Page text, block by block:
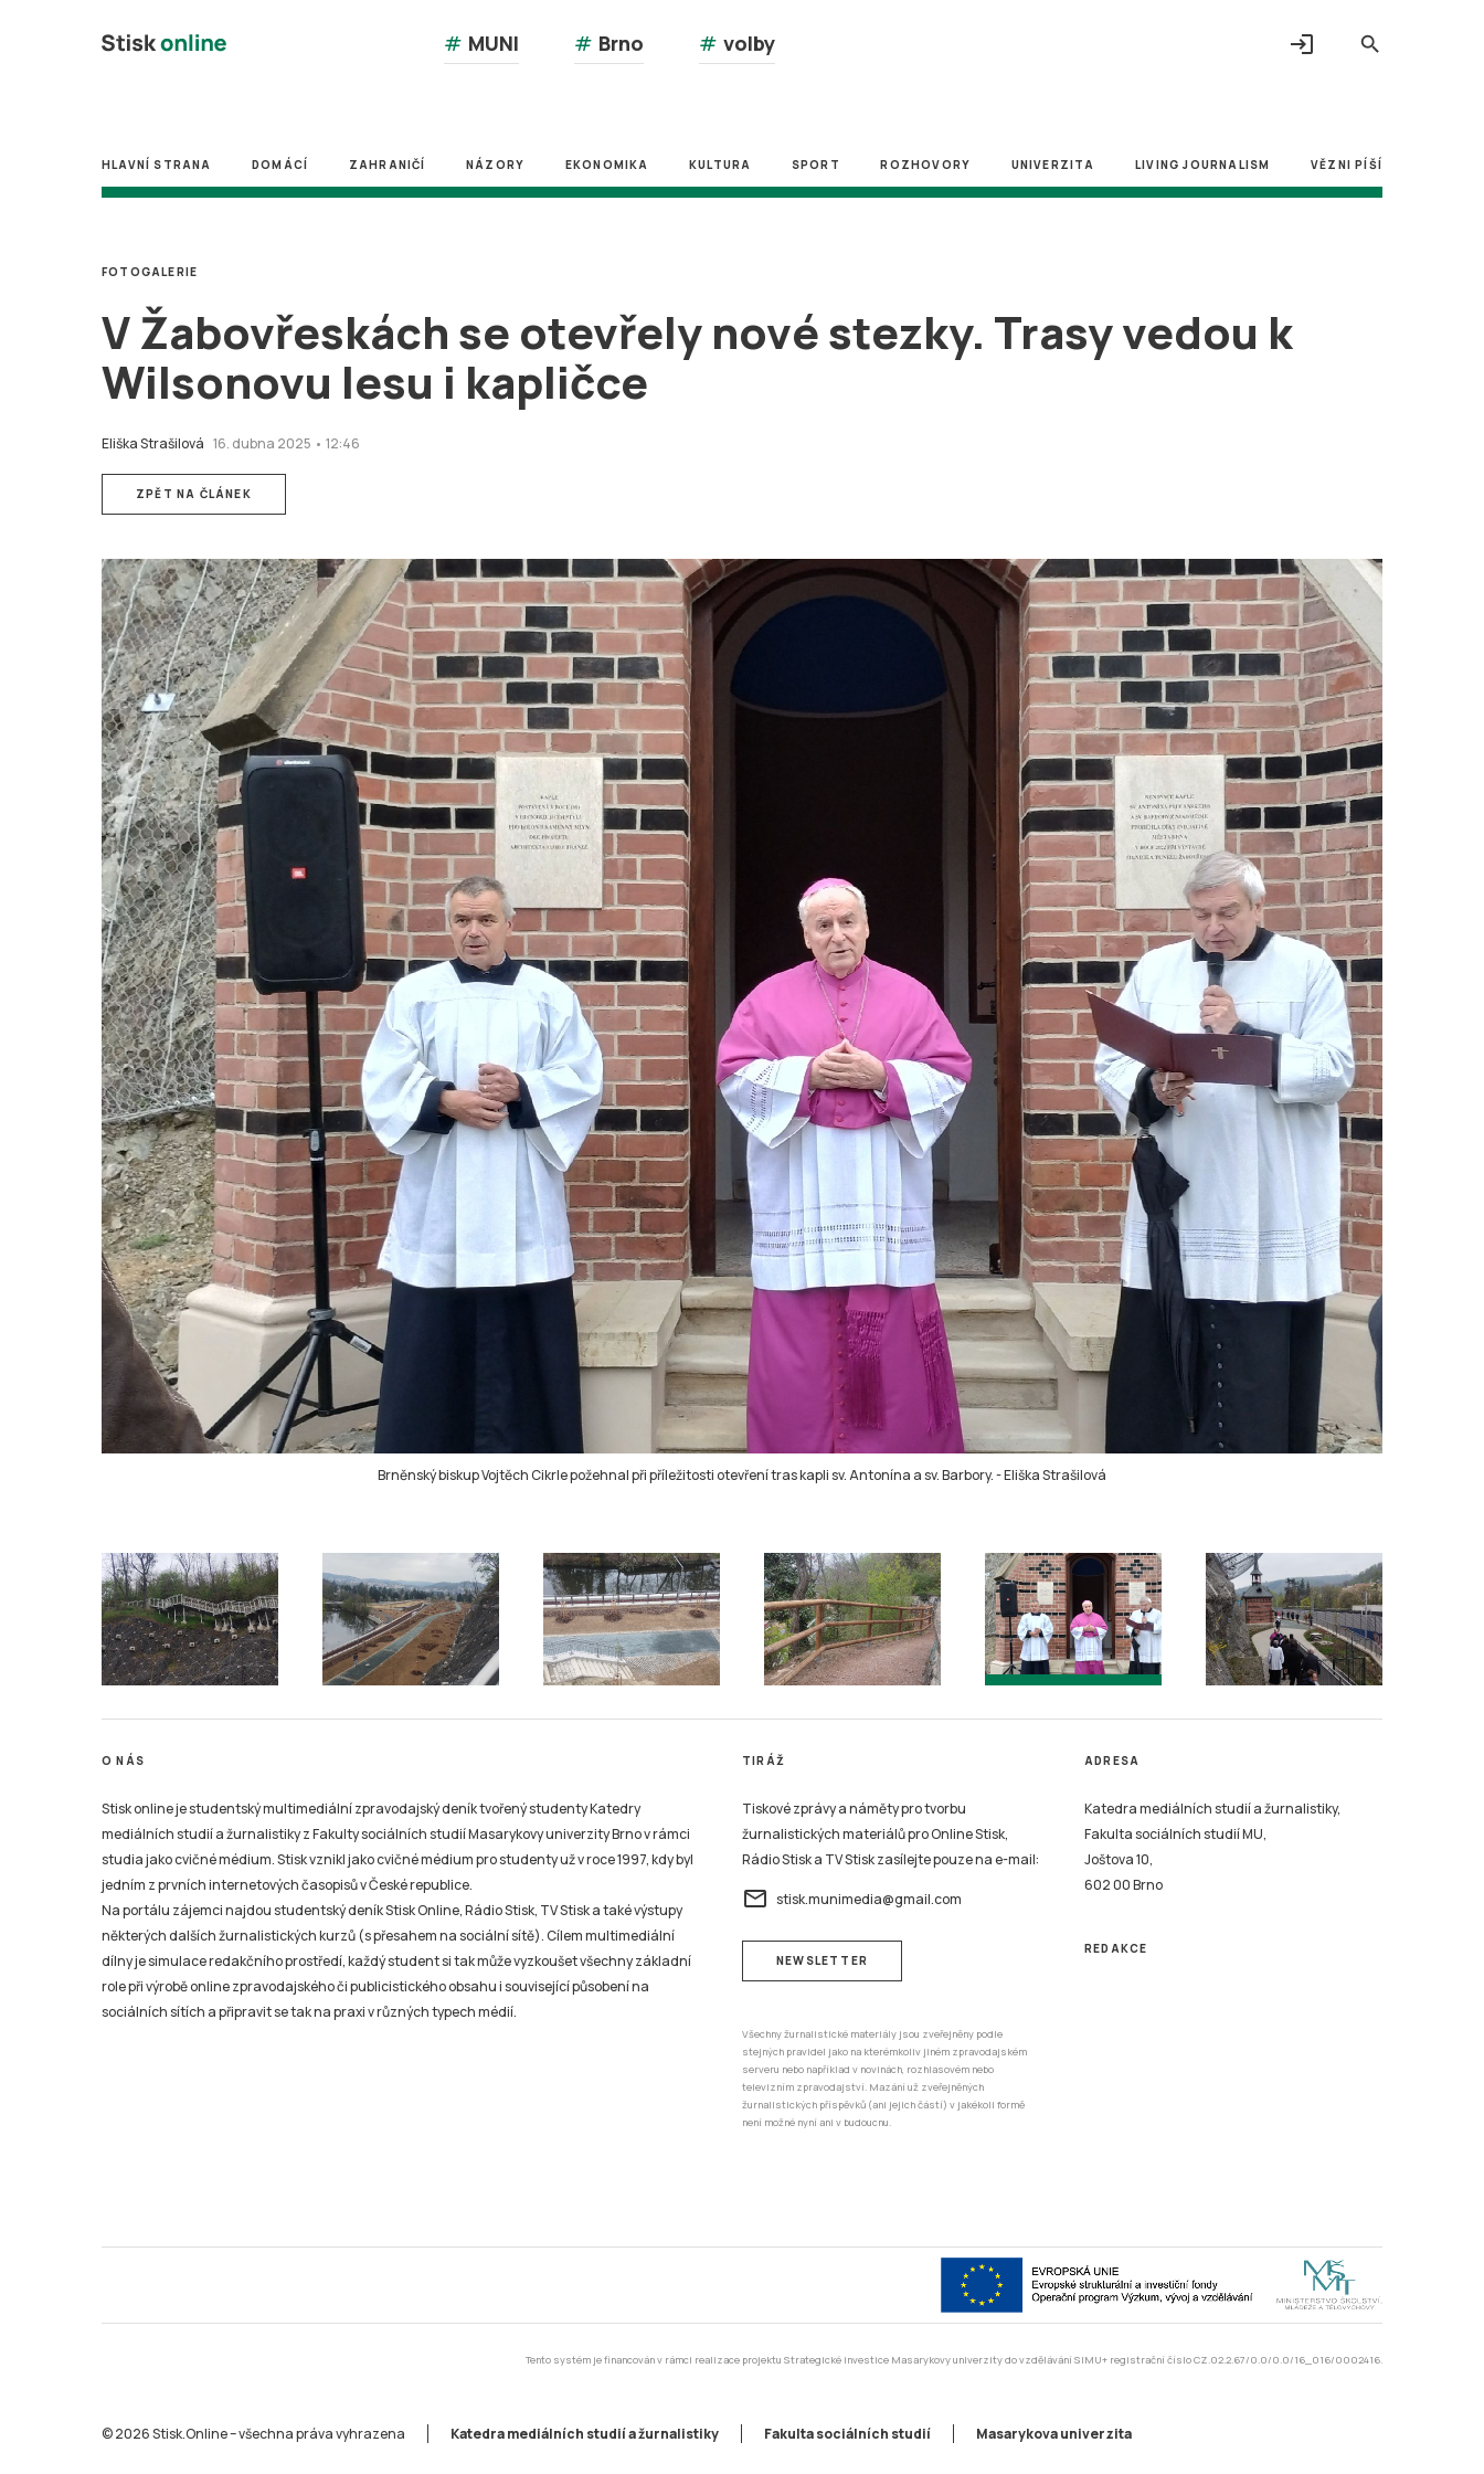
search
# MUNI # Brno # volby login
HLAVNÍ STRANA DOMÁCÍ ZAHRANIČÍ NÁZORY EKONOMIKA KULTURA SPORT ROZHOVORY UNIVERZITA LIVING JOURNALISM VĚZNI PÍŠÍ
V Žabovřeskách se otevřely nové stezky. Trasy vedou k
Wilsonovu lesu i kapličce
Eliška Strašilová 16. dubna 2025 • 12:46
FOTOGALERIE
ZPĚT NA ČLÁNEK
Brněnský biskup Vojtěch Cikrle požehnal při příležitosti otevření tras kapli sv. Antonína a sv. Barbory.-Eliška Strašilová
O NÁS
Stisk online je studentský multimediální zpravodajský deník tvořený studenty Katedry
mediálních studií a žurnalistiky z Fakulty sociálních studií Masarykovy univerzity Brno v rámci
studia jako cvičné médium. Stisk vznikl jako cvičné médium pro studenty už v roce 1997, kdy byl
jedním z prvních internetových časopisů v České republice.
Na portálu zájemci najdou studentský deník Stisk Online, Rádio Stisk, TV Stisk a také výstupy
některých dalších žurnalistických kurzů (s přesahem na sociální sítě). Cílem multimediální
dílny je simulace redakčního prostředí, každý student si tak může vyzkoušet všechny základní
role při výrobě online zpravodajského či publicistického obsahu i související působení na
sociálních sítích a připravit se tak na praxi v různých typech médií.
TIRÁŽ
Tiskové zprávy a náměty pro tvorbu
žurnalistických materiálů pro Online Stisk,
Rádio Stisk a TV Stisk zasílejte pouze na e-mail:
email stisk.munimedia@gmail.com
NEWSLETTER
Všechny žurnalistické materiály jsou zveřejněny podle
stejných pravidel jako na kterémkoliv jiném zpravodajském
serveru nebo například v novinách, rozhlasovém nebo
televizním zpravodajství. Mazání už zveřejněných
žurnalistických příspěvků (ani jejich částí) v jakékoli formě
není možné nyní ani v budoucnu.
ADRESA
Katedra mediálních studií a žurnalistiky,
Fakulta sociálních studií MU,
Joštova 10,
602 00 Brno
REDAKCE
Tento systém je financován v rámci realizace projektu Strategické investice Masarykovy univerzity do vzdělávání SIMU+ registrační číslo CZ.02.2.67/0.0/0.0/16_016/0002416.
© 2026 Stisk.Online – všechna práva vyhrazena Katedra mediálních studií a žurnalistiky Fakulta sociálních studií Masarykova univerzita